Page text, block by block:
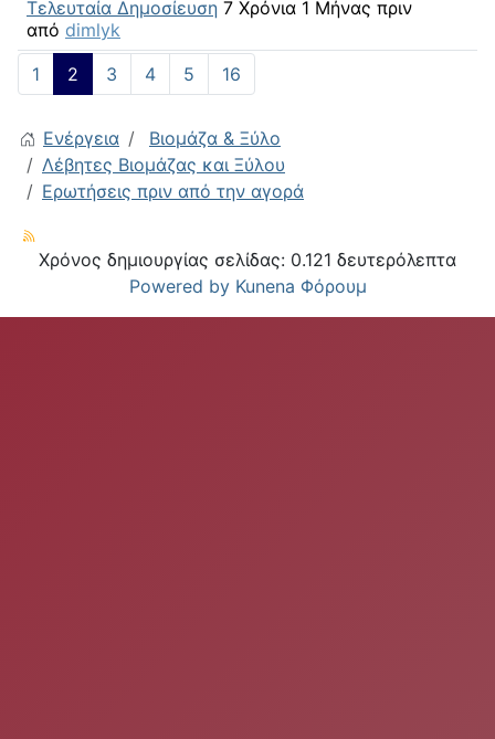
Τελευταία Δημοσίευση 7 Χρόνια 1 Μήνας πριν
από dimlyk
1
2 3 4 5 16
Ενέργεια
Βιομάζα & Ξύλο
Λέβητες Βιομάζας και Ξύλου
Ερωτήσεις πριν από την αγορά
Χρόνος δημιουργίας σελίδας: 0.121 δευτερόλεπτα
Powered by Kunena Φόρουμ